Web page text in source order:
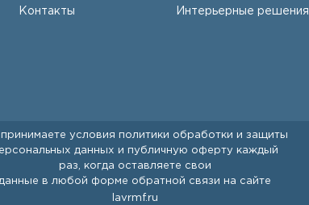
Контакты Интерьерные решения
условия политики обработки и защиты
данных и публичную оферту каждый
раз, когда оставляете свои
данные в любой форме обратной связи на сайте
lavrmf.ru